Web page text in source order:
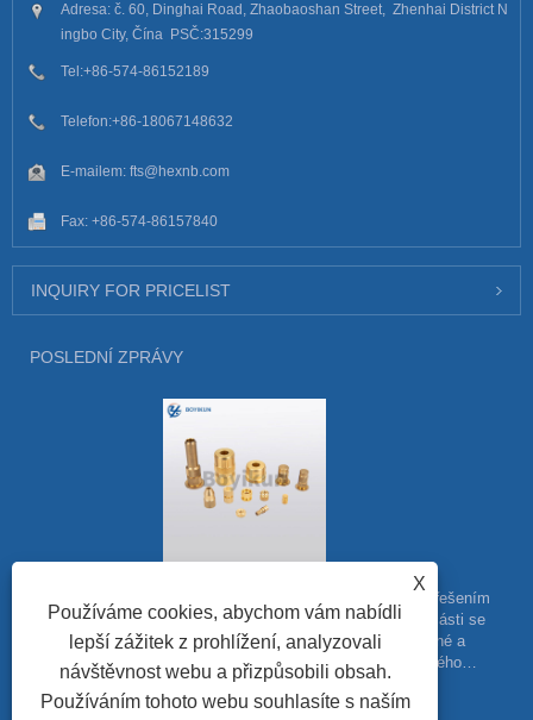
Adresa: č. 60, Dinghai Road, Zhaobaoshan Street, Zhenhai District N
ingbo City, Čína PSČ:315299
Tel:+86-574-86152189
Telefon:+86-18067148632
E-mailem: fts@hexnb.com
Fax: +86-574-86157840
INQUIRY FOR PRICELIST
POSLEDNÍ ZPRÁVY
Vroubkované vložky jsou široce používaným upevňovacím řešením
v různých průmyslových odvětvích. Tyto malé kovové součásti se
závitem jsou navrženy tak, aby poskytovaly pevné, odolné a
spolehlivé spojení pro řadu aplikací, včetně automobilového
průmyslu, letectví, elektroniky a dalších.
X
Používáme cookies, abychom vám nabídli
lepší zážitek z prohlížení, analyzovali
návštěvnost webu a přizpůsobili obsah.
Používáním tohoto webu souhlasíte s naším